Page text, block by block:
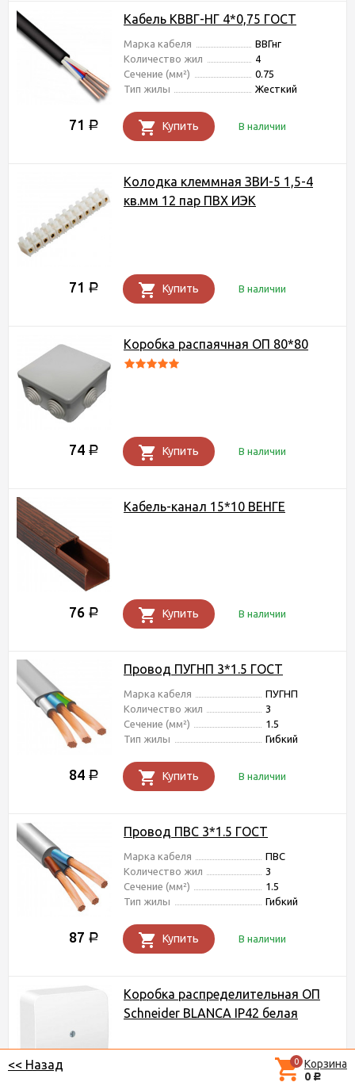
Кабель КВВГ-НГ 4*0,75 ГОСТ
Марка кабеля
ВВГнг
Количество жил
4
Сечение (мм²)
0.75
Тип жилы
Жесткий
71 Р Купить В наличии
Колодка клеммная ЗВИ-5 1,5-4
кв.мм 12 пар ПВХ ИЭК
71 Р Купить В наличии
Коробка распаячная ОП 80*80
74 Р Купить В наличии
Кабель-канал 15*10 ВЕНГЕ
76 Р Купить В наличии
Провод ПУГНП 3*1.5 ГОСТ
Марка кабеля
ПУГНП
Количество жил
3
Сечение (мм²)
1.5
Тип жилы
Гибкий
84 Р Купить В наличии
Провод ПВС 3*1.5 ГОСТ
Марка кабеля
ПВС
Количество жил
3
Сечение (мм²)
1.5
Тип жилы
Гибкий
87 Р Купить В наличии
Коробка распределительная ОП
Schneider BLANCA IP42 белая
0 Корзина
0 Р
<< Назад